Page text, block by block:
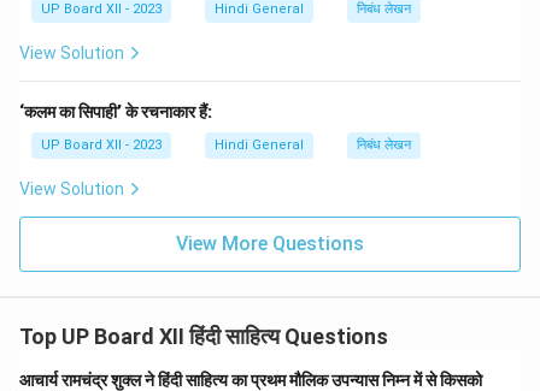
UP Board XII - 2023 Hindi General निबंध लेखन
View Solution
‘कलम का सिपाही’ के रचनाकार हैं:
UP Board XII - 2023 Hindi General निबंध लेखन
View Solution
View More Questions
Top UP Board XII हिंदी साहित्य Questions
आचार्य रामचंद्र शुक्ल ने हिंदी साहित्य का प्रथम मौलिक उपन्यास निम्न में से किसको